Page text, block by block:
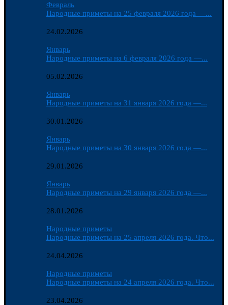
Февраль
Народные приметы на 25 февраля 2026 года —...
24.02.2026
Январь
Народные приметы на 6 февраля 2026 года —...
05.02.2026
Январь
Народные приметы на 31 января 2026 года —...
30.01.2026
Январь
Народные приметы на 30 января 2026 года —...
29.01.2026
Январь
Народные приметы на 29 января 2026 года —...
28.01.2026
Народные приметы
Народные приметы на 25 апреля 2026 года. Что...
24.04.2026
Народные приметы
Народные приметы на 24 апреля 2026 года. Что...
23.04.2026